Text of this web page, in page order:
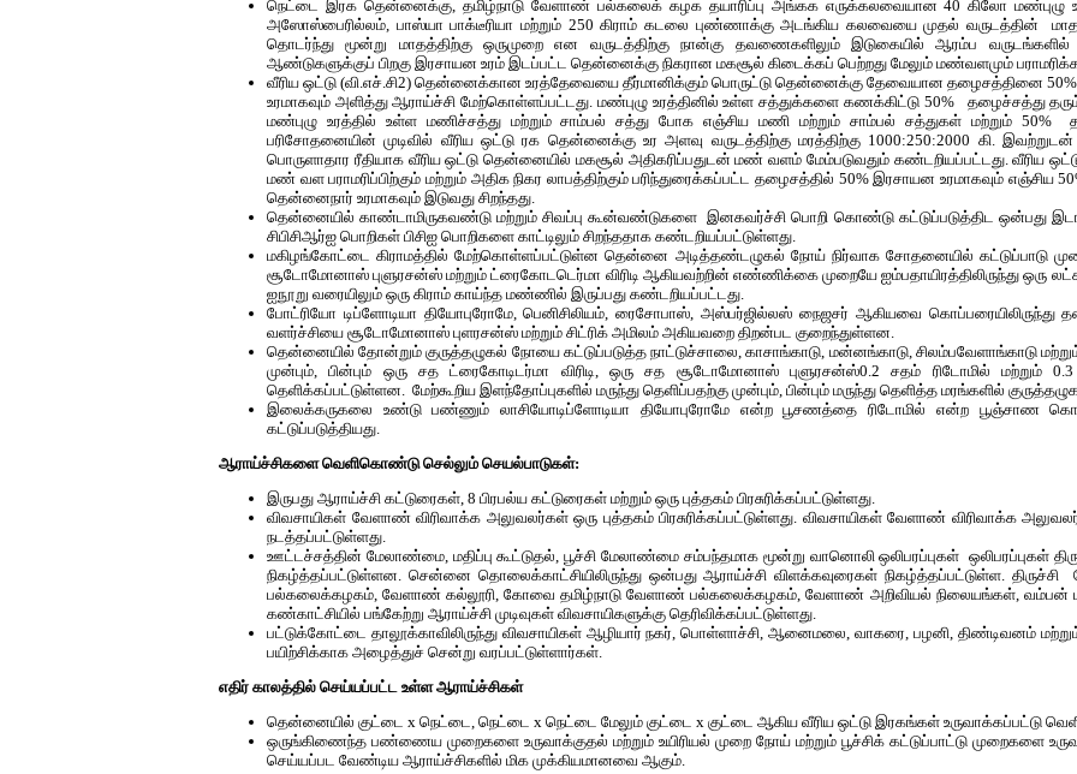
நெட்டை இரக தென்னைக்கு, தமிழ்நாடு வேளாண் பல்கலைக் கழக தயாரிப்பு அங்கக எருக்கலவையான 40 கிலோ மண்புழு
அஸோஸ்பைரில்லம், பாஸ்யா பாக்டீரியா மற்றும் 250 கிராம் கடலை புண்ணாக்கு அடங்கிய கலவையை முதல் வருடத்தின்
தொடர்ந்து மூன்று மாதத்திற்கு ஒருமுறை என வருடத்திற்கு நான்கு தவணைகளிலும் இடுகையில் ஆரம்ப
ஆண்டுகளுக்குப் பிறகு இரசாயன உரம் இடப்பட்ட தென்னைக்கு நிகரான மகசூல் கிடைக்கப் பெற்றது மேலும் மண்வளமும்
வீரிய ஒட்டு (வி.எச்.சி2) தென்னைக்கான உரத்தேவையை தீர்மானிக்கும் பொருட்டு தென்னைக்கு தேவையான தழைசத்தினை
உரமாகவும் அளித்து ஆராய்ச்சி மேற்கொள்ளப்பட்டது. மண்புழு உரத்தினில் உள்ள சத்துக்களை கணக்கிட்டு 50% தழைச்சத்து
மண்புழு உரத்தில் உள்ள மணிச்சத்து மற்றும் சாம்பல் சத்து போக எஞ்சிய மணி மற்றும் சாம்பல் சத்துகள் மற்றும் 50%
பரிசோதனையின் முடிவில் வீரிய ஒட்டு ரக தென்னைக்கு உர அளவு வருடத்திற்கு மரத்திற்கு 1000:250:2000 கி.
பொருளாதார ரீதியாக வீரிய ஒட்டு தென்னையில் மகசூல் அதிகரிப்பதுடன் மண் வளம் மேம்படுவதும் கண்டறியப்பட்டது. வீரிய
மண் வள பராமரிப்பிற்கும் மற்றும் அதிக நிகர லாபத்திற்கும் பரிந்துரைக்கப்பட்ட தழைசத்தில் 50% இரசாயன உரமாகவும் எஞ்சிய
தென்னைநார் உரமாகவும் இடுவது சிறந்தது.
தென்னையில் காண்டாமிருகவண்டு மற்றும் சிவப்பு கூன்வண்டுகளை இனகவர்ச்சி பொறி கொண்டு கட்டுப்படுத்திட ஒன்பது
சிபிசிஆர்ஐ பொறிகள் பிசிஐ பொறிகளை காட்டிலும் சிறந்ததாக கண்டறியப்பட்டுள்ளது.
மகிழங்கோட்டை கிராமத்தில் மேற்கொள்ளப்பட்டுள்ன தென்னை அடித்தண்டழுகல் நோய் நிர்வாக சோதனையில் கட்டுப்பாடு
சூடோமோனாஸ் புளுரசன்ஸ் மற்றும் ட்ரைகோடடெர்மா விரிடி ஆகியவற்றின் எண்ணிக்கை முறையே ஐம்பதாயிரத்திலிருந்து ஒரு
ஐநூறு வரையிலும் ஒரு கிராம் காய்ந்த மண்ணில் இருப்பது கண்டறியப்பட்டது.
போட்ரியோ டிப்ளோடியா தியோபுரோமே, பெனிசிலியம், ரைசோபாஸ், அஸ்பர்ஜில்லஸ் நைஜசர் ஆகியவை கொப்பரையிலிருந்து
வளர்ச்சியை சூடோமோனாஸ் புளரசன்ஸ் மற்றும் சிட்ரிக் அமிலம் அகியவறை திறன்பட குறைந்துள்ளன.
தென்னையில் தோன்றும் குருத்தழுகல் நோயை கட்டுப்படுத்த நாட்டுச்சாலை, காசாங்காடு, மன்னங்காடு, சிலம்பவேளாங்காடு
முன்பும், பின்பும் ஒரு சத ட்ரைகோடிடர்மா விரிடி, ஒரு சத சூடோமோனாஸ் புளுரசன்ஸ்0.2 சதம் ரிடோமில்
தெளிக்கப்பட்டுள்ளன. மேற்கூறிய இளந்தோப்புகளில் மருந்து தெளிப்பதற்கு முன்பும், பின்பும் மருந்து தெளித்த மரங்களில்
இலைக்கருகலை உண்டு பண்ணும் லாசியோடிப்ளோடியா தியோபுரோமே என்ற பூசணத்தை ரிடோமில் என்ற பூஞ்சாண
கட்டுப்படுத்தியது.
ஆராய்ச்சிகளை வெளிகொண்டு செல்லும் செயல்பாடுகள்:
இருபது ஆராய்ச்சி கட்டுரைகள், 8 பிரபல்ய கட்டுரைகள் மற்றும் ஒரு புத்தகம் பிரசுரிக்கப்பட்டுள்ளது.
விவசாயிகள் வேளாண் விரிவாக்க அலுவலர்கள் ஒரு புத்தகம் பிரசுரிக்கப்பட்டுள்ளது. விவசாயிகள் வேளாண் விரிவாக்க
நடத்தப்பட்டுள்ளது.
ஊட்டச்சத்தின் மேலாண்மை, மதிப்பு கூட்டுதல், பூச்சி மேலாண்மை சம்பந்தமாக மூன்று வானொலி ஒலிபரப்புகள் ஒலிபரப்புகள்
நிகழ்த்தப்பட்டுள்ளன. சென்னை தொலைக்காட்சியிலிருந்து ஒன்பது ஆராய்ச்சி விளக்கவுரைகள் நிகழ்த்தப்பட்டுள்ள.
பல்கலைக்கழகம், வேளாண் கல்லூரி, கோவை தமிழ்நாடு வேளாண் பல்கலைக்கழகம், வேளாண் அறிவியல் நிலையங்கள், வம்பன்
கண்காட்சியில் பங்கேற்று ஆராய்ச்சி முடிவுகள் விவசாயிகளுக்கு தெரிவிக்கப்பட்டுள்ளது.
பட்டுக்கோட்டை தாலூக்காவிலிருந்து விவசாயிகள் ஆழியார் நகர், பொள்ளாச்சி, ஆனைமலை, வாகரை, பழனி, திண்டிவனம்
பயிற்சிக்காக அழைத்துச் சென்று வரப்பட்டுள்ளார்கள்.
எதிர் காலத்தில் செய்யப்பட்ட உள்ள ஆராய்ச்சிகள்
தென்னையில் குட்டை x நெட்டை, நெட்டை x நெட்டை மேலும் குட்டை x குட்டை ஆகிய வீரிய ஒட்டு இரகங்கள் உருவாக்கப்பட்டு
ஒருங்கிணைந்த பண்ணைய முறைகளை உருவாக்குதல் மற்றும் உயிரியல் முறை நோய் மற்றும் பூச்சிக் கட்டுப்பாட்டு முறைகளை
செய்யப்பட வேண்டிய ஆராய்ச்சிகளில் மிக முக்கியமானவை ஆகும்.